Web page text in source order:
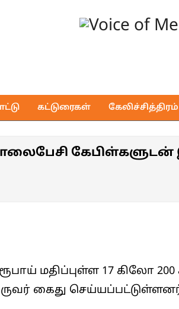
of
Media
கட்டுரைகள் கேலிச்சித்திரம்
கேபிள்களுடன்
மதிப்புள்ள 17 கிலோ 200
கைது